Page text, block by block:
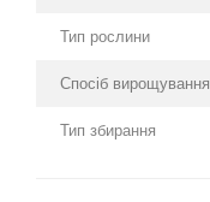
Тип рослини
Спосіб вирощування
Тип збирання